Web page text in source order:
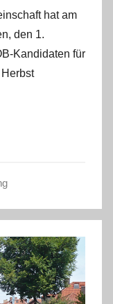
hat am
den 1.
Kandidaten für